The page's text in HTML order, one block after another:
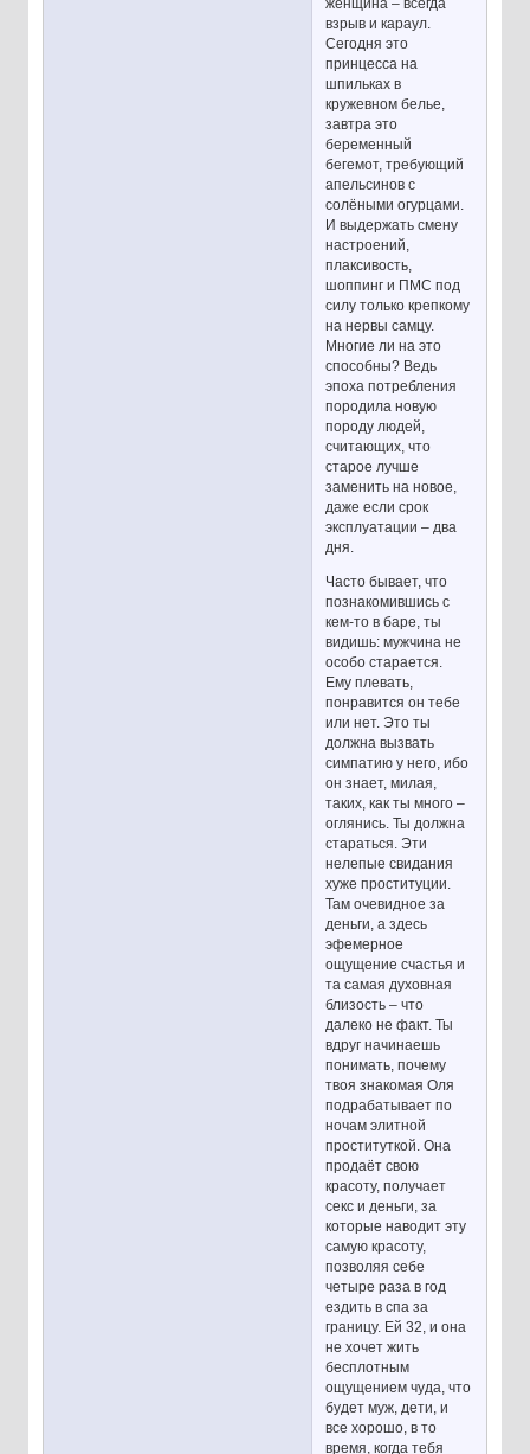
женщина – всегда
взрыв и караул.
Сегодня это
принцесса на
шпильках в
кружевном белье,
завтра это
беременный
бегемот, требующий
апельсинов с
солёными огурцами.
И выдержать смену
настроений,
плаксивость,
шоппинг и ПМС под
силу только крепкому
на нервы самцу.
Многие ли на это
способны? Ведь
эпоха потребления
породила новую
породу людей,
считающих, что
старое лучше
заменить на новое,
даже если срок
эксплуатации – два
дня.
Часто бывает, что
познакомившись с
кем-то в баре, ты
видишь: мужчина не
особо старается.
Ему плевать,
понравится он тебе
или нет. Это ты
должна вызвать
симпатию у него, ибо
он знает, милая,
таких, как ты много –
оглянись. Ты должна
стараться. Эти
нелепые свидания
хуже проституции.
Там очевидное за
деньги, а здесь
эфемерное
ощущение счастья и
та самая духовная
близость – что
далеко не факт. Ты
вдруг начинаешь
понимать, почему
твоя знакомая Оля
подрабатывает по
ночам элитной
проституткой. Она
продаёт свою
красоту, получает
секс и деньги, за
которые наводит эту
самую красоту,
позволяя себе
четыре раза в год
ездить в спа за
границу. Ей 32, и она
не хочет жить
бесплотным
ощущением чуда, что
будет муж, дети, и
все хорошо, в то
время, когда тебя